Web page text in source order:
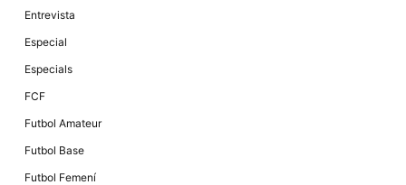
Entrevista
Especial
Especials
FCF
Futbol Amateur
Futbol Base
Futbol Femení